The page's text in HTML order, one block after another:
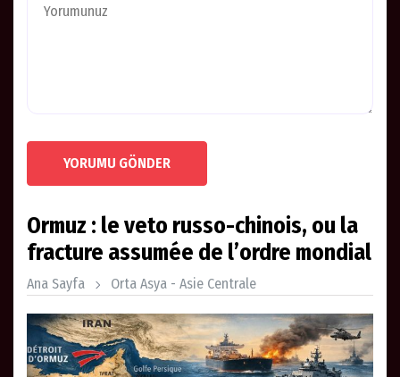
YORUMU GÖNDER
Ormuz : le veto russo-chinois, ou la
fracture assumée de l’ordre mondial
Ana Sayfa Orta Asya - Asie Centrale